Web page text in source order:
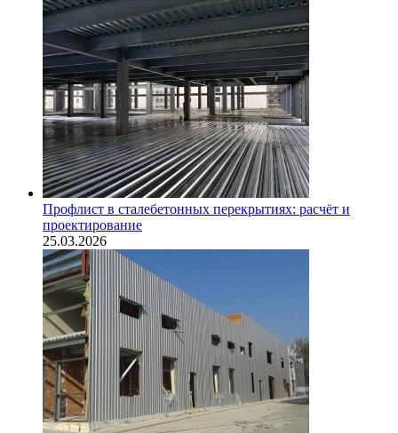
Профлист в сталебетонных перекрытиях: расчёт и
проектирование
25.03.2026